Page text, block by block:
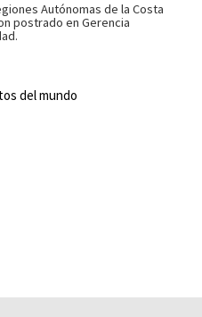
Autónomas de la Costa
postrado en Gerencia
del mundo